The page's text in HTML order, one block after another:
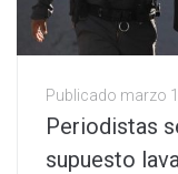
Publicado marzo
Periodistas
supuesto